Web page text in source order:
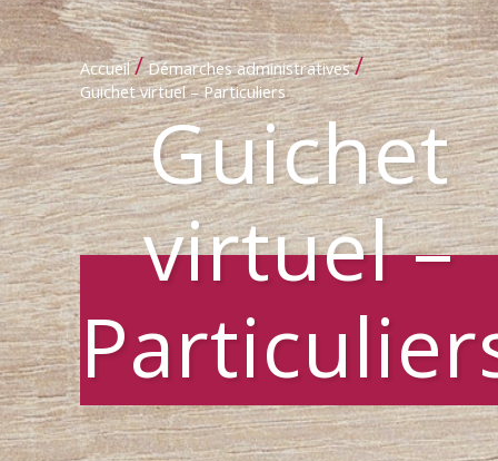
Accueil / Démarches administratives /
Guichet virtuel – Particuliers
Guichet
virtuel –